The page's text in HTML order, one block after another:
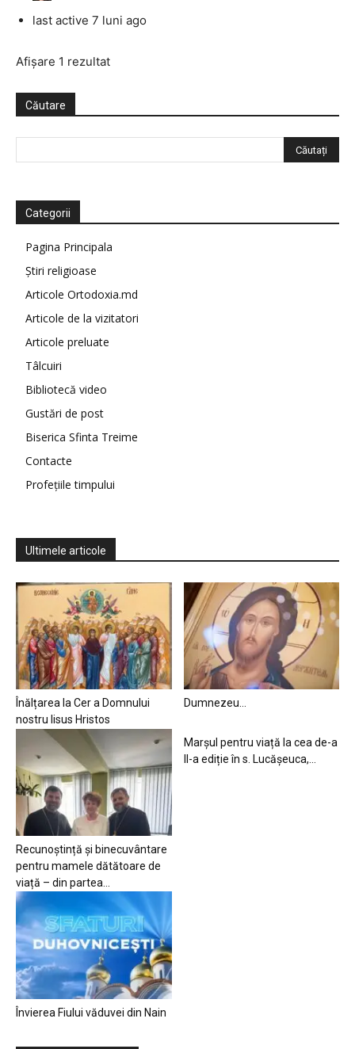
last active 7 luni ago
Afișare 1 rezultat
Căutare
Categorii
Pagina Principala
Știri religioase
Articole Ortodoxia.md
Articole de la vizitatori
Articole preluate
Tâlcuiri
Bibliotecă video
Gustări de post
Biserica Sfinta Treime
Contacte
Profețiile timpului
Ultimele articole
Înălțarea la Cer a Domnului
nostru Iisus Hristos
Dumnezeu…
Recunoștință și binecuvântare
pentru mamele dătătoare de
viață – din partea...
Marșul pentru viață la cea de-a
II-a ediție în s. Lucășeuca,...
Învierea Fiului văduvei din Nain